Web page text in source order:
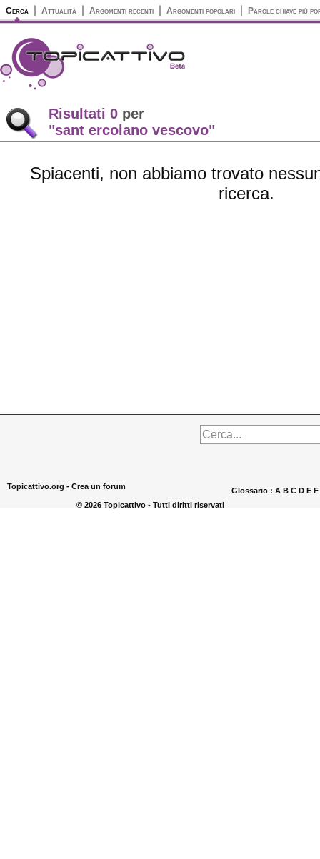
Cerca Attualità Argomenti recenti Argomenti popolari Parole chiave più
Risultati 0 per
"sant ercolano vescovo"
Spiacenti, non abbiamo trovato
ricerca.
Topicattivo.org - Crea un forum Glossario : A B C D E F
© 2026 Topicattivo - Tutti diritti riservati